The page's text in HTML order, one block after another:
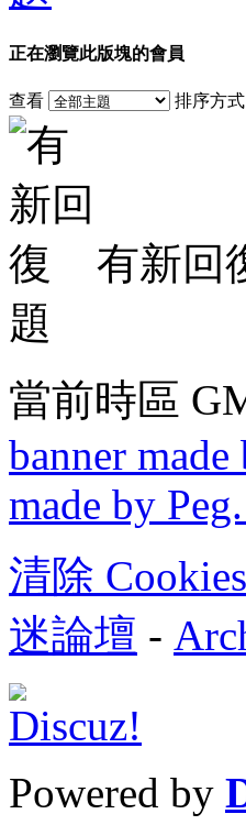
正在瀏覽此版塊的會員
查看 排序方式
有新回
題
當前時區
banner
made by
清除 Cookies
迷論壇 -
Powered by